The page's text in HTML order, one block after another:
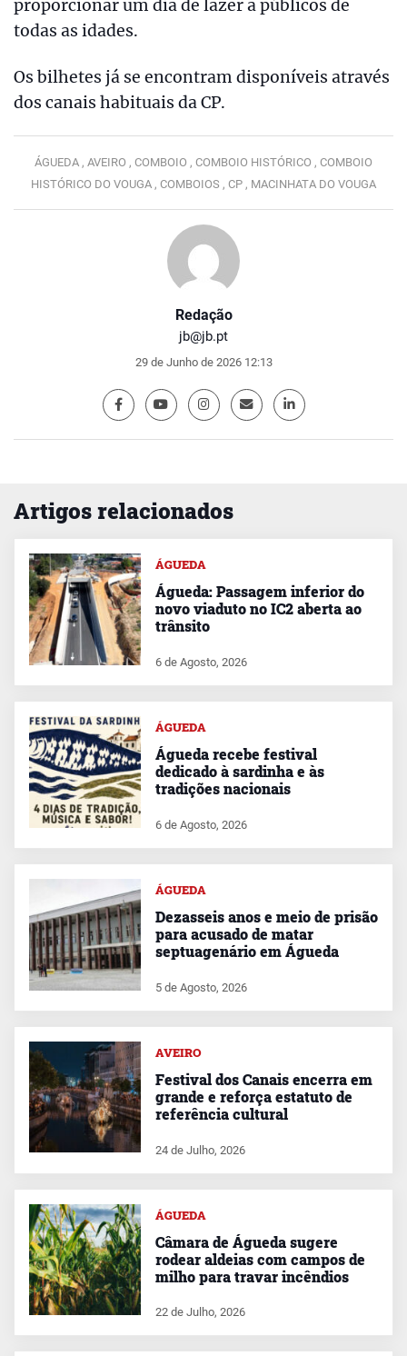
Redação
jb@jb.pt
29 de Junho de 2026 12:13
proporcionar um dia de lazer a públicos de
todas as idades.
Os bilhetes já se encontram disponíveis através
dos canais habituais da CP.
ÁGUEDA , AVEIRO , COMBOIO , COMBOIO HISTÓRICO , COMBOIO
HISTÓRICO DO VOUGA , COMBOIOS , CP , MACINHATA DO VOUGA
Artigos relacionados
ÁGUEDA
Águeda: Passagem inferior do
novo viaduto no IC2 aberta ao
trânsito
6 de Agosto, 2026
ÁGUEDA
Águeda recebe festival
dedicado à sardinha e às
tradições nacionais
6 de Agosto, 2026
ÁGUEDA
Dezasseis anos e meio de prisão
para acusado de matar
septuagenário em Águeda
5 de Agosto, 2026
AVEIRO
Festival dos Canais encerra em
grande e reforça estatuto de
referência cultural
24 de Julho, 2026
ÁGUEDA
Câmara de Águeda sugere
rodear aldeias com campos de
milho para travar incêndios
22 de Julho, 2026